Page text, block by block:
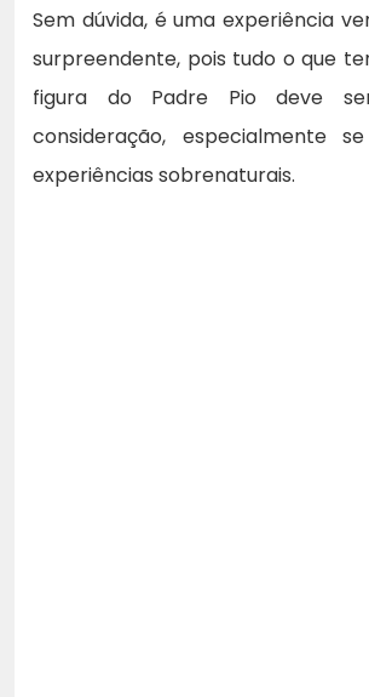
Sem dúvida, é uma experiência
surpreendente, pois tudo o que
figura do Padre Pio deve
consideração, especialmente
experiências sobrenaturais.